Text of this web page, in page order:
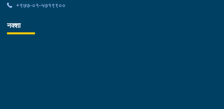
+९७७-०१-५७१९९००
नक्शा